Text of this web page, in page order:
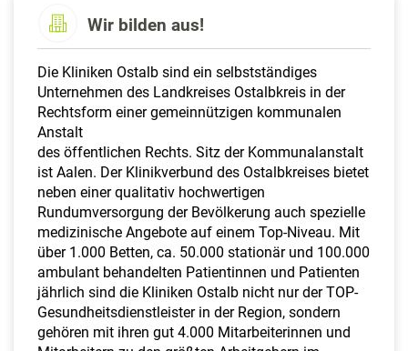
c
n
Wir bilden aus!
Die Kliniken Ostalb sind ein selbstständiges
Unternehmen des Landkreises Ostalbkreis in der
Rechtsform einer gemeinnützigen kommunalen
Anstalt
des öffentlichen Rechts. Sitz der Kommunalanstalt
ist Aalen. Der Klinikverbund des Ostalbkreises bietet
neben einer qualitativ hochwertigen
Rundumversorgung der Bevölkerung auch spezielle
medizinische Angebote auf einem Top-Niveau. Mit
über 1.000 Betten, ca. 50.000 stationär und 100.000
ambulant behandelten Patientinnen und Patienten
jährlich sind die Kliniken Ostalb nicht nur der TOP-
Gesundheitsdienstleister in der Region, sondern
gehören mit ihren gut 4.000 Mitarbeiterinnen und